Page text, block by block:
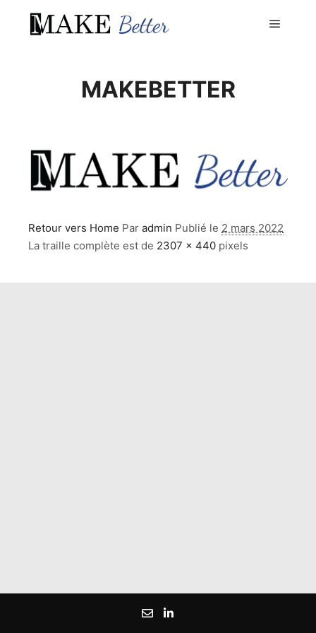
MAKEBETTER
Retour vers Home Par admin Publié le 2 mars 2022
La traille complète est de 2307 × 440 pixels